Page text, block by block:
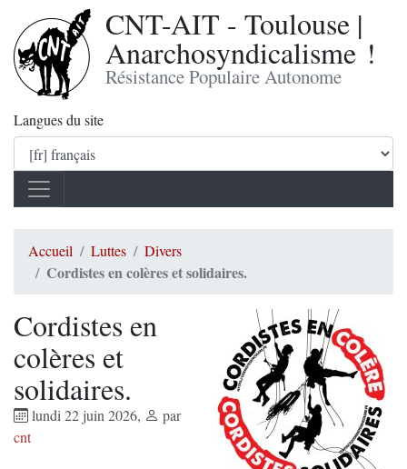
CNT-AIT - Toulouse |
Anarchosyndicalisme !
Résistance Populaire Autonome
Langues du site
Accueil Luttes Divers
Cordistes en colères et solidaires.
Cordistes en
colères et
solidaires.
lundi 22 juin 2026,
par
cnt